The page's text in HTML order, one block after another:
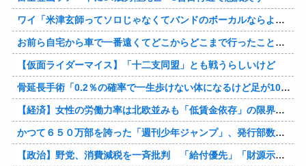
ワイ「米津玄師ってソロじゃなくてバンドのボーカルならよかったよね」
お前ら自宅から車で一番遠くてどこからどこまで行ったことある？
【仮面ライダーマイス】「十二支同盟」とも戦うらしいけど
骨延長手術「0.2％の確率で一生歩けない体になるけど足が10cm伸びます」←コスパ良すぎるだろ
【経済】女性の労働力率は北欧並みも「低賃金依存」の限界 団塊世代の完全引退で、企業が迫られる“最後の選択”
かつて６５０万部を誇った「週刊少年ジャンプ」、発行部数が初の100万部割れ
【政治】野党、消費減税を一斉批判 「給付優先」「財源示せ」